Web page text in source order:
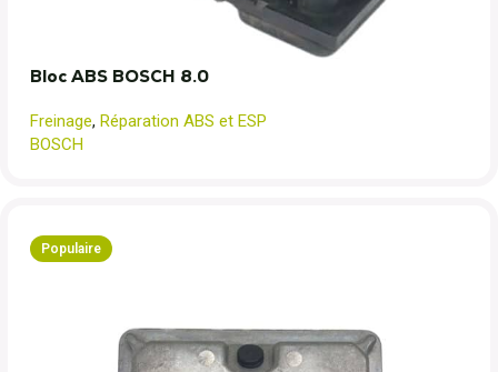
Bloc ABS BOSCH 8.0
Freinage, Réparation ABS et ESP
BOSCH
Populaire